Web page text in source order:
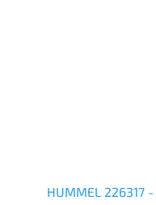
HUMMEL 226317